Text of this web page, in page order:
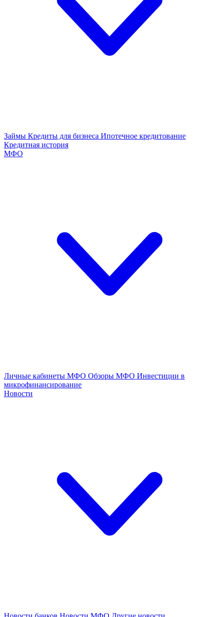
Займы Кредиты для бизнеса Ипотечное кредитование
Кредитная история
МФО
Личные кабинеты МФО Обзоры МФО Инвестиции в
микрофинансирование
Новости